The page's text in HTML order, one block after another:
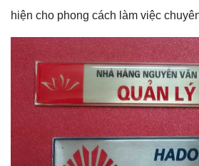
hiện cho phong cách làm việc